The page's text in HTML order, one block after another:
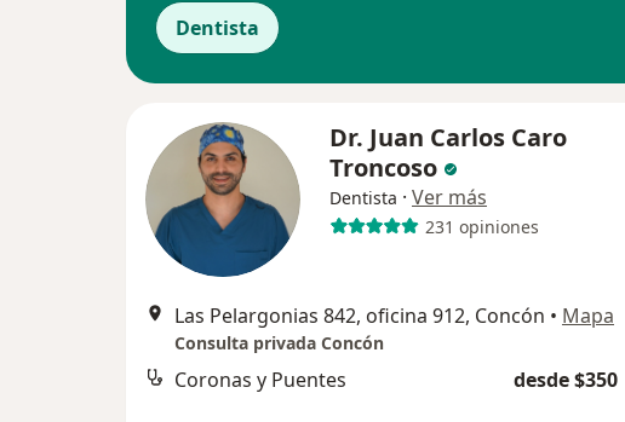
Dentista
Dr. Juan Carlos Caro
Troncoso
Dentista · Ver más
231 opiniones
Las Pelargonias 842, oficina 912, Concón • Mapa
Consulta privada Concón
Coronas y Puentes desde $350